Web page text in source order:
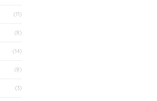
(11)
(8)
(14)
(8)
(3)